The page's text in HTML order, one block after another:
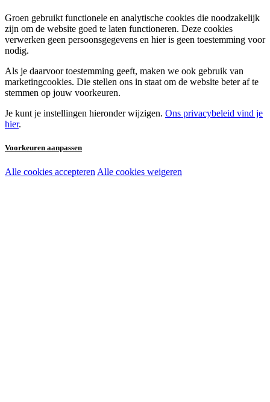
Groen gebruikt functionele en analytische cookies die noodzakelijk
zijn om de website goed te laten functioneren. Deze cookies
verwerken geen persoonsgegevens en hier is geen toestemming voor
nodig.
Als je daarvoor toestemming geeft, maken we ook gebruik van
marketingcookies. Die stellen ons in staat om de website beter af te
stemmen op jouw voorkeuren.
Je kunt je instellingen hieronder wijzigen. Ons privacybeleid vind je
hier.
Voorkeuren aanpassen
Noodzakelijke cookies:
Alle cookies accepteren Alle cookies weigeren